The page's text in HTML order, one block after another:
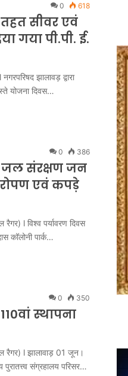
0 618
सीवर एवं
गया पी.पी. ई.
झालावड़ द्वारा
योजना दिवस…
0 386
जल संरक्षण जन
एवं कपड़े
l विश्व पर्यावरण दिवस
कॉलोनी पार्क…
0 350
स्थापना
रैगर) l झालावाड़ 01 जून।
पुरातत्त्व संग्रहालय परिसर…